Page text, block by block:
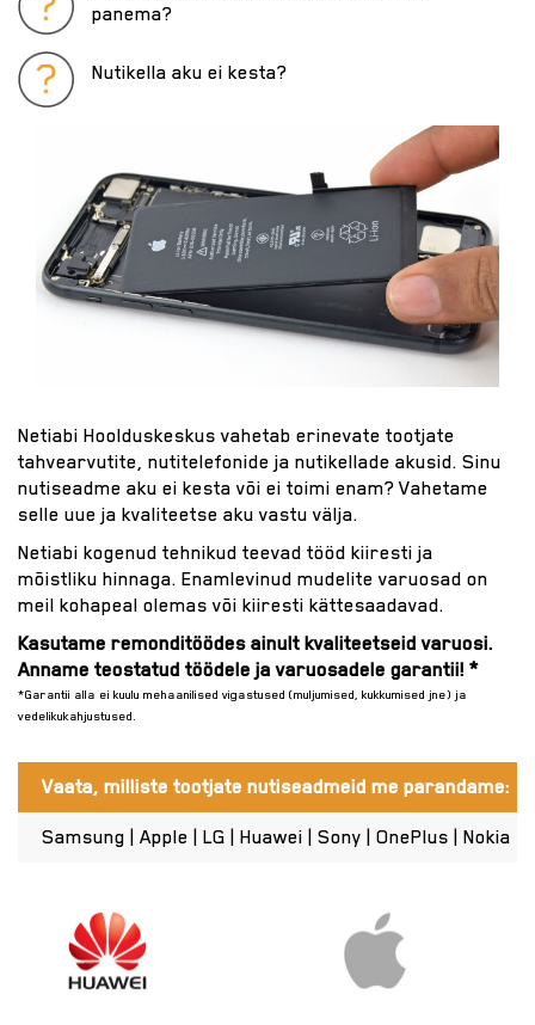
panema?
Nutikella aku ei kesta?
Netiabi Hoolduskeskus vahetab erinevate tootjate
tahvearvutite, nutitelefonide ja nutikellade akusid. Sinu
nutiseadme aku ei kesta või ei toimi enam? Vahetame
selle uue ja kvaliteetse aku vastu välja.
Netiabi kogenud tehnikud teevad tööd kiiresti ja
mõistliku hinnaga. Enamlevinud mudelite varuosad on
meil kohapeal olemas või kiiresti kättesaadavad.
Kasutame remonditöödes ainult kvaliteetseid varuosi.
Anname teostatud töödele ja varuosadele garantii! *
*Garantii alla ei kuulu mehaanilised vigastused (muljumised, kukkumised jne) ja
vedelikukahjustused.
Vaata, milliste tootjate nutiseadmeid me parandame:
Samsung | Apple | LG | Huawei | Sony | OnePlus | Nokia